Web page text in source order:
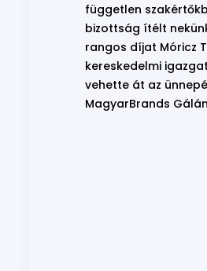
független
bizottság ítélt
rangos díjat Móricz
kereskedelmi
vehette át az
MagyarBrands